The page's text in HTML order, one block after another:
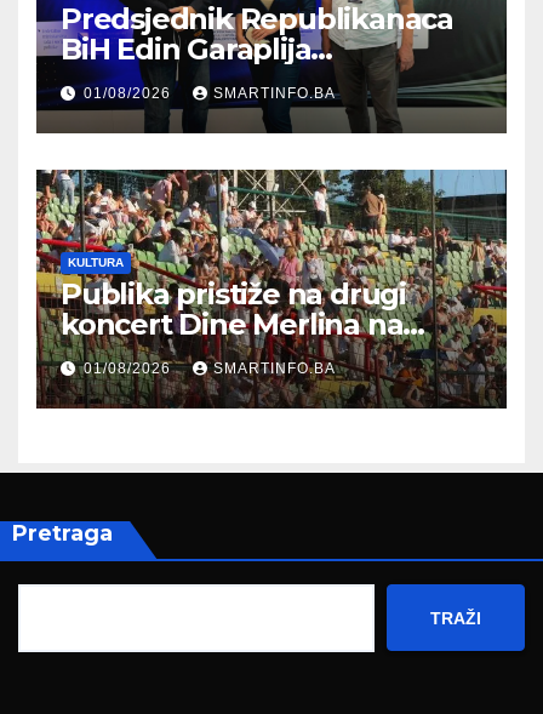
Predsjednik Republikanaca
BiH Edin Garaplija
prisustvovao prezentaciji
Federalnog sajma
zapošljavanja
01/08/2026 SMARTINFO.BA
KULTURA
Publika pristiže na drugi
koncert Dine Merlina na
Koševu
01/08/2026 SMARTINFO.BA
Pretraga
TRAŽI